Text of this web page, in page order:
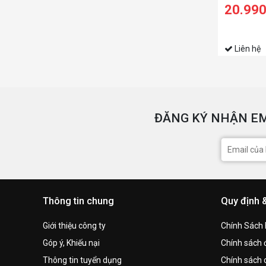
1135G7/
SSD/14
Liên hệ
ĐĂNG KÝ NHẬN
Thông tin chung
Giới thiệu công ty
Góp ý, Khiếu nại
Thông tin tuyển dụng
Quy định
Chính Sách
Chính sách
Chính sách